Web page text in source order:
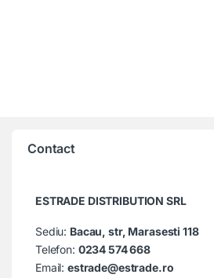
Contact
ESTRADE DISTRIBUTION SRL
Sediu: Bacau, str, Marasesti 118
Telefon: 0234 574 668
Email:estrade@estrade.ro